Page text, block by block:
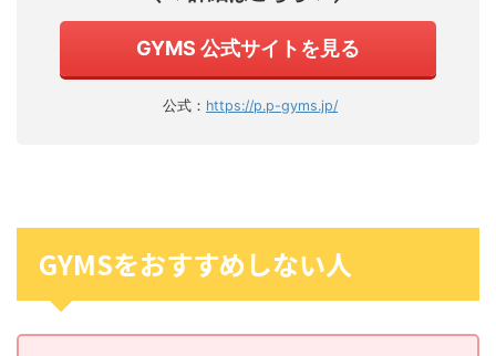
GYMS 公式サイトを見る
公式： https://p.p-gyms.jp/
GYMSをおすすめしない人